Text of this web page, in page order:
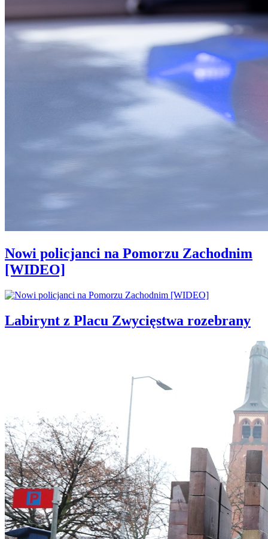
Nowi policjanci na Pomorzu Zachodnim
[WIDEO]
Labirynt z Placu Zwycięstwa rozebrany